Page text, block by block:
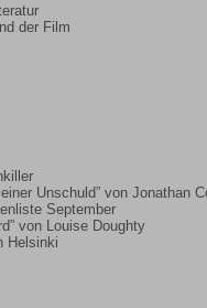
der Film
Unschuld” von Jonathan
September
von Louise Doughty
Helsinki